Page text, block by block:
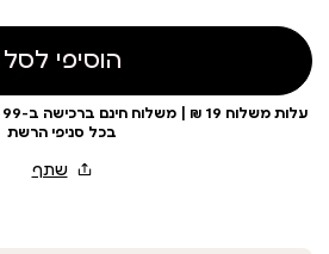
הוסיפי לסל
בכל סניפי הרשת